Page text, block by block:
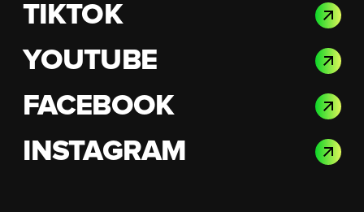
TIKTOK
YOUTUBE
FACEBOOK
INSTAGRAM